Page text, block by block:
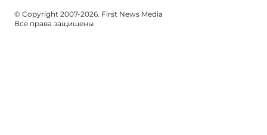
© Copyright 2007-2026. First News Media
Все права защищены